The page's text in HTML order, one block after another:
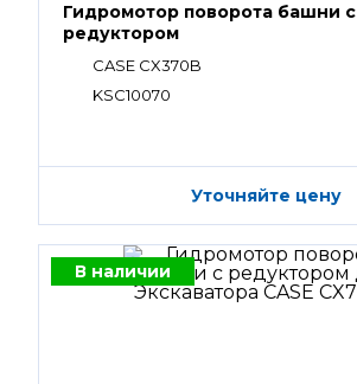
Гидромотор поворота башни с
редуктором
CASE CX370B
KSC10070
Уточняйте цену
В наличии